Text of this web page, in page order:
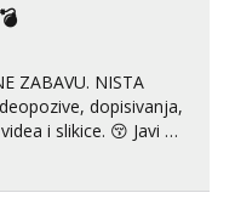
haljine, štikle,
ZABAVU. NISTA
i slikice. 😚 Javi mi
+385 91 723 0045